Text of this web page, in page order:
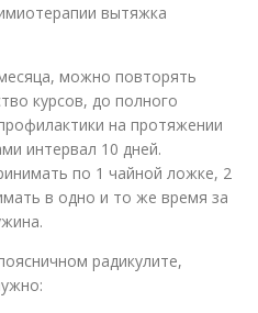
вытяжка
можно повторять
курсов, до полного
на протяжении
интервал 10 дней.
по 1 чайной ложке, 2
в одно и то же время за
радикулите,